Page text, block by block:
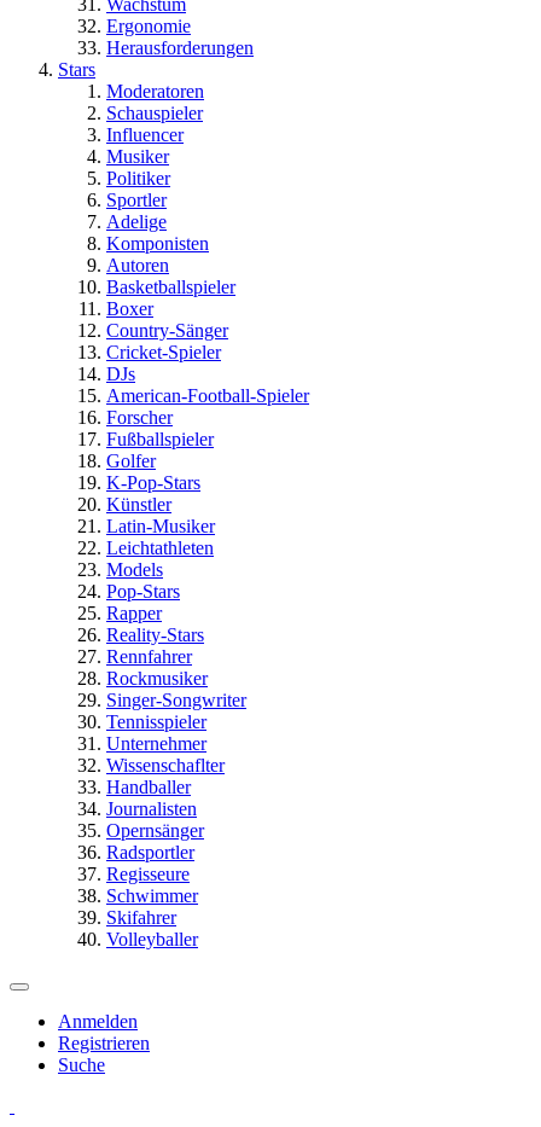
Wachstum
Ergonomie
Herausforderungen
Stars
Moderatoren
Schauspieler
Influencer
Musiker
Politiker
Sportler
Adelige
Komponisten
Autoren
Basketballspieler
Boxer
Country-Sänger
Cricket-Spieler
DJs
American-Football-Spieler
Forscher
Fußballspieler
Golfer
K-Pop-Stars
Künstler
Latin-Musiker
Leichtathleten
Models
Pop-Stars
Rapper
Reality-Stars
Rennfahrer
Rockmusiker
Singer-Songwriter
Tennisspieler
Unternehmer
Wissenschaflter
Handballer
Journalisten
Opernsänger
Radsportler
Regisseure
Schwimmer
Skifahrer
Volleyballer
Anmelden
Registrieren
Suche